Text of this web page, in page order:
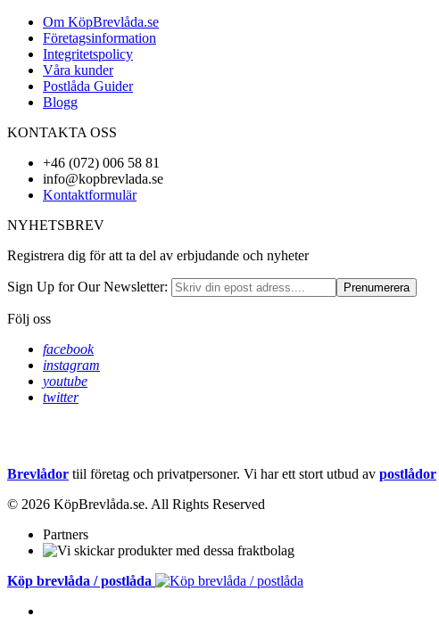
Om KöpBrevlåda.se
Företagsinformation
Integritetspolicy
Våra kunder
Postlåda Guider
Blogg
KONTAKTA OSS
+46 (072) 006 58 81
info@kopbrevlada.se
Kontaktformulär
NYHETSBREV
Registrera dig för att ta del av erbjudande och nyheter
Sign Up for Our Newsletter: Prenumerera
Följ oss
facebook
instagram
youtube
twitter
Brevlådor tiil företag och privatpersoner. Vi har ett stort utbud av postlådor
© 2026 KöpBrevlåda.se. All Rights Reserved
Partners
Köp brevlåda / postlåda